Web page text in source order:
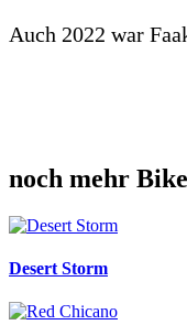
Auch 2022 war
noch mehr
Desert Storm